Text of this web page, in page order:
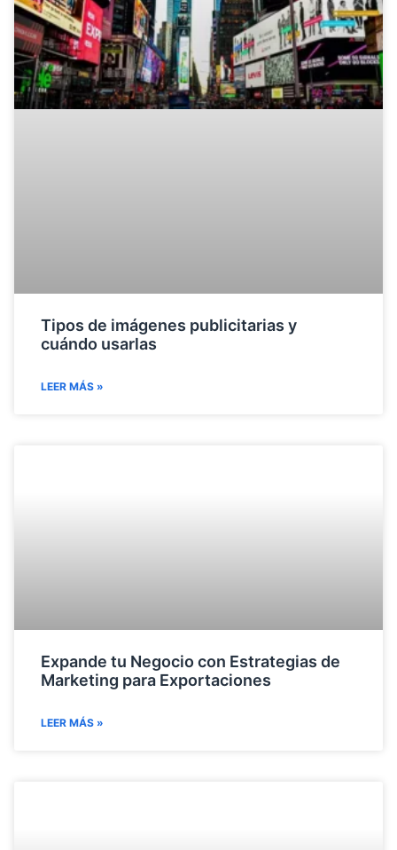
Tipos de imágenes publicitarias y
cuándo usarlas
LEER MÁS »
Expande tu Negocio con Estrategias de
Marketing para Exportaciones
LEER MÁS »